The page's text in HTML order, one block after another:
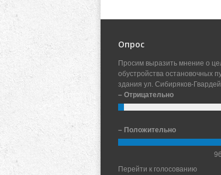
Опрос
Просим выразить мнение о
обустройства остановочных
здания ул. Сибиряков-
– Отрицательно
– Положительно
Перейти к голосованию